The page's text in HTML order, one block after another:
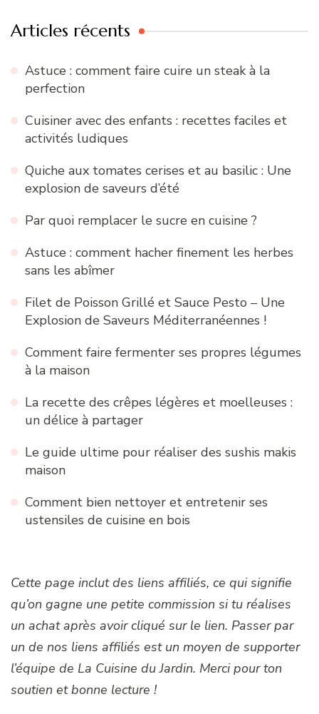
Articles récents
Astuce : comment faire cuire un steak à la
perfection
Cuisiner avec des enfants : recettes faciles et
activités ludiques
Quiche aux tomates cerises et au basilic : Une
explosion de saveurs d’été
Par quoi remplacer le sucre en cuisine ?
Astuce : comment hacher finement les herbes
sans les abîmer
Filet de Poisson Grillé et Sauce Pesto – Une
Explosion de Saveurs Méditerranéennes !
Comment faire fermenter ses propres légumes
à la maison
La recette des crêpes légères et moelleuses :
un délice à partager
Le guide ultime pour réaliser des sushis makis
maison
Comment bien nettoyer et entretenir ses
ustensiles de cuisine en bois
Cette page inclut des liens affiliés, ce qui signifie
qu’on gagne une petite commission si tu réalises
un achat après avoir cliqué sur le lien. Passer par
un de nos liens affiliés est un moyen de supporter
l’équipe de La Cuisine du Jardin. Merci pour ton
soutien et bonne lecture !